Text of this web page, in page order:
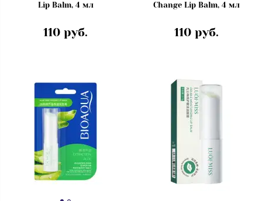
Lip Balm, 4 мл
110 руб.
Change Lip Balm, 4 мл
110 руб.